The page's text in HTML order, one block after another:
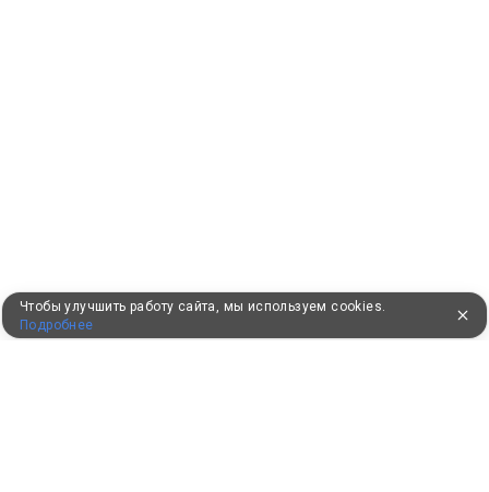
Чтобы улучшить работу сайта, мы используем cookies.
Подробнее